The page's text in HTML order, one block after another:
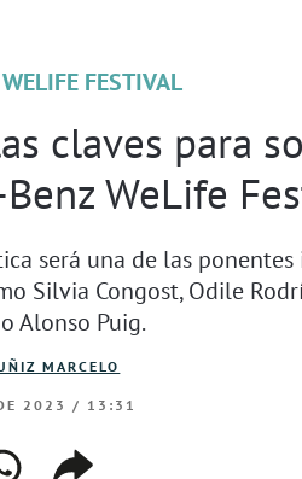
FESTIVAL
claves para
WeLife
será una de las ponentes
Silvia Congost, Odile
Alonso Puig.
MARCELO
2023 / 13:31
copiar